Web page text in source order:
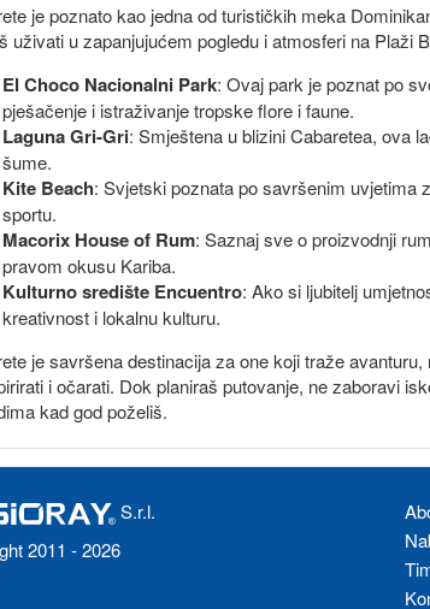
je poznato kao jedna od turističkih meka
uživati u zapanjujućem pogledu i atmosferi na Plaži
El Choco Nacionalni Park: Ovaj park je poznat po
pješačenje i istraživanje tropske flore i faune.
Laguna Gri-Gri: Smještena u blizini Cabaretea, ova
šume.
Kite Beach: Svjetski poznata po savršenim uvjetima
sportu.
Macorix House of Rum: Saznaj sve o proizvodnji
pravom okusu Kariba.
Kulturno središte Encuentro: Ako si ljubitelj
kreativnost i lokalnu kulturu.
je savršena destinacija za one koji traže
i očarati. Dok planiraš putovanje, ne zaboravi
kad god poželiš.
S.r.l.
2011 - 2026